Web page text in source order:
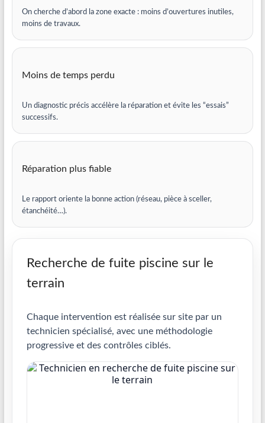
On cherche d’abord la zone exacte : moins d’ouvertures inutiles,
moins de travaux.
Moins de temps perdu
Un diagnostic précis accélère la réparation et évite les “essais”
successifs.
Réparation plus fiable
Le rapport oriente la bonne action (réseau, pièce à sceller,
étanchéité…).
Recherche de fuite piscine sur le
terrain
Chaque intervention est réalisée sur site par un
technicien spécialisé, avec une méthodologie
progressive et des contrôles ciblés.